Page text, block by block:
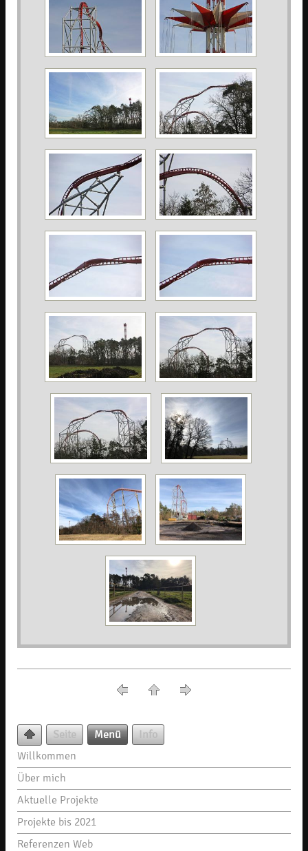
Seite Menü
Info
Willkommen
Über mich
Aktuelle Projekte
Projekte bis 2021
Referenzen Web